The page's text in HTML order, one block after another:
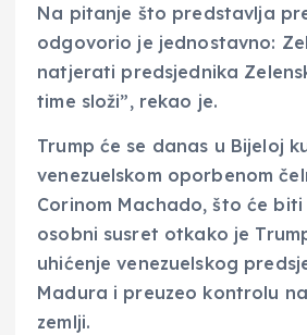
Na pitanje što predstavlja
odgovorio je jednostavno:
natjerati predsjednika
time složi”, rekao je.
Trump će se danas u Bijeloj
venezuelskom oporbenom
Corinom Machado, što će
osobni susret otkako je
uhićenje venezuelskog
Madura i preuzeo kontrolu
zemlji.